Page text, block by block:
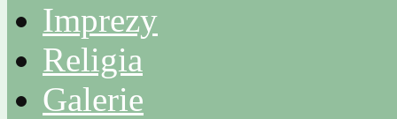
Imprezy
Religia
Galerie